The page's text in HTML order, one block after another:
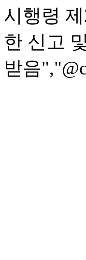
시행령
한 신고
받음